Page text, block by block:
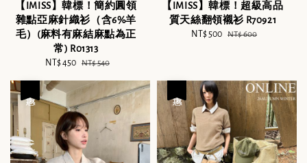
【IMISS】韓標！簡約圓領
雜點亞麻針織衫（含6%羊
毛）(麻料有麻結麻點為正
常) R01313
Sale
NT$ 450 Regular
NT$ 540
【IMISS】韓標！超級高品
質天絲翻領襯衫 R70921
Sale
NT$ 500 Regular
NT$ 600